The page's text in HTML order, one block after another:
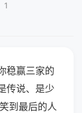
1
稳赢三家的
传说、是少
到最后的人